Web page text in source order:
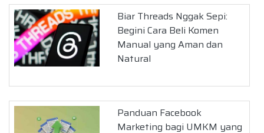
Biar Threads Nggak Sepi:
Begini Cara Beli Komen
Manual yang Aman dan
Natural
Panduan Facebook
Marketing bagi UMKM yang